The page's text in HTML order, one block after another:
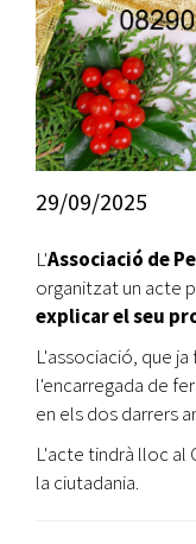
29/09/2025
L'Associació de
organitzat un acte
explicar el seu
L'associació, que
l'encarregada de
en els dos darrers
L'acte tindrà lloc al
la ciutadania.